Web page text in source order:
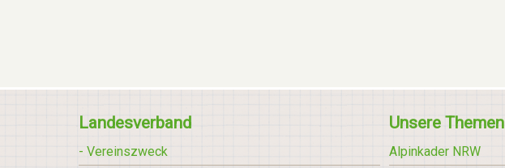
Landesverband
- Vereinszweck
Unsere Themen
Alpinkader NRW